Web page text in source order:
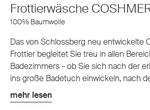
Frottierwäsche
100% Baumwolle
Das von Schlossberg neu entwickelte
Frottier begleitet Sie treu in allen
Badezimmers – ob Sie sich nach der
ins große Badetuch einwickeln, nach
Schaumbad die Zehen im flauschigen
vergraben oder sich selbst und Ihren
mehr lesen